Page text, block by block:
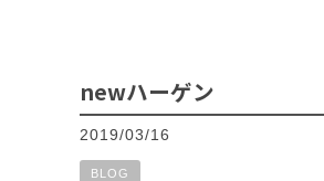
newハーゲン
2019/03/16
BLOG